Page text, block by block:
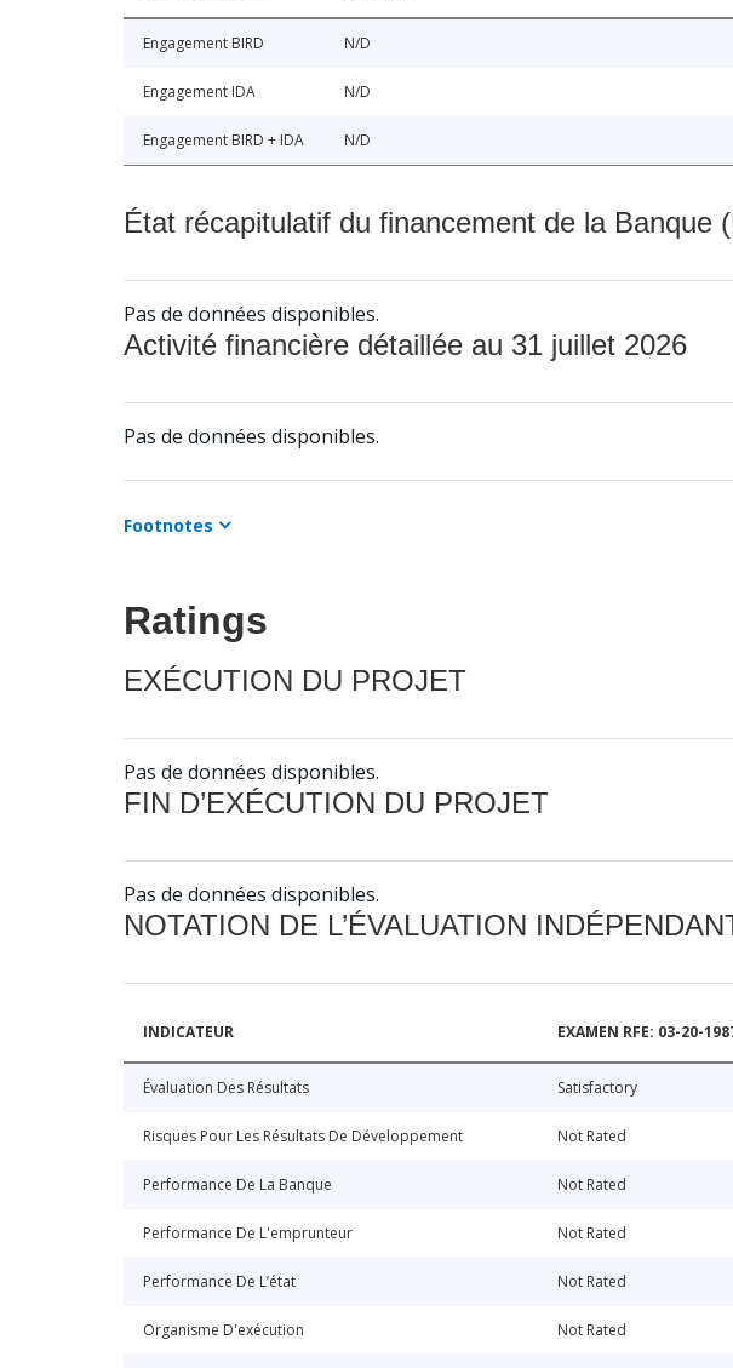
Engagement BIRD N/D
Engagement IDA N/D
Engagement BIRD + IDA N/D
État récapitulatif du financement de la Banque
Pas de données disponibles.
Activité financière détaillée au 31 juillet 2026
Pas de données disponibles.
Footnotes
Ratings
EXÉCUTION DU PROJET
Pas de données disponibles.
FIN D’EXÉCUTION DU PROJET
Pas de données disponibles.
NOTATION DE L’ÉVALUATION
INDICATEUR EXAMEN RFE: 03-20-
Évaluation Des Résultats Satisfactory
Risques Pour Les Résultats De Développement Not Rated
Performance De La Banque Not Rated
Performance De L'emprunteur Not Rated
Performance De L’état Not Rated
Organisme D'exécution Not Rated